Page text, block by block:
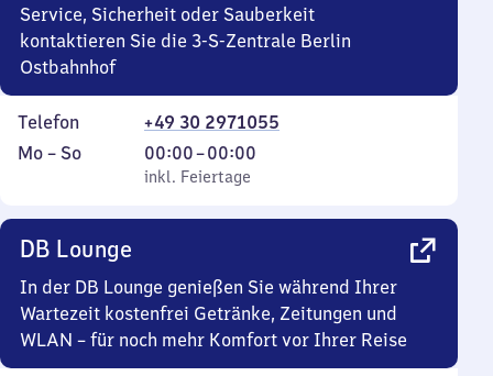
Service, Sicherheit oder Sauberkeit
kontaktieren Sie die 3-S-Zentrale Berlin
Ostbahnhof
Telefon
+49 30 2971055
Montag
Mo – So,
inkl. Feiertage
00:00–00:00
Von
0
Uhr
inkl. Feiertage
DB Lounge
In der DB Lounge genießen Sie während Ihrer
Wartezeit kostenfrei Getränke, Zeitungen und
WLAN – für noch mehr Komfort vor Ihrer Reise